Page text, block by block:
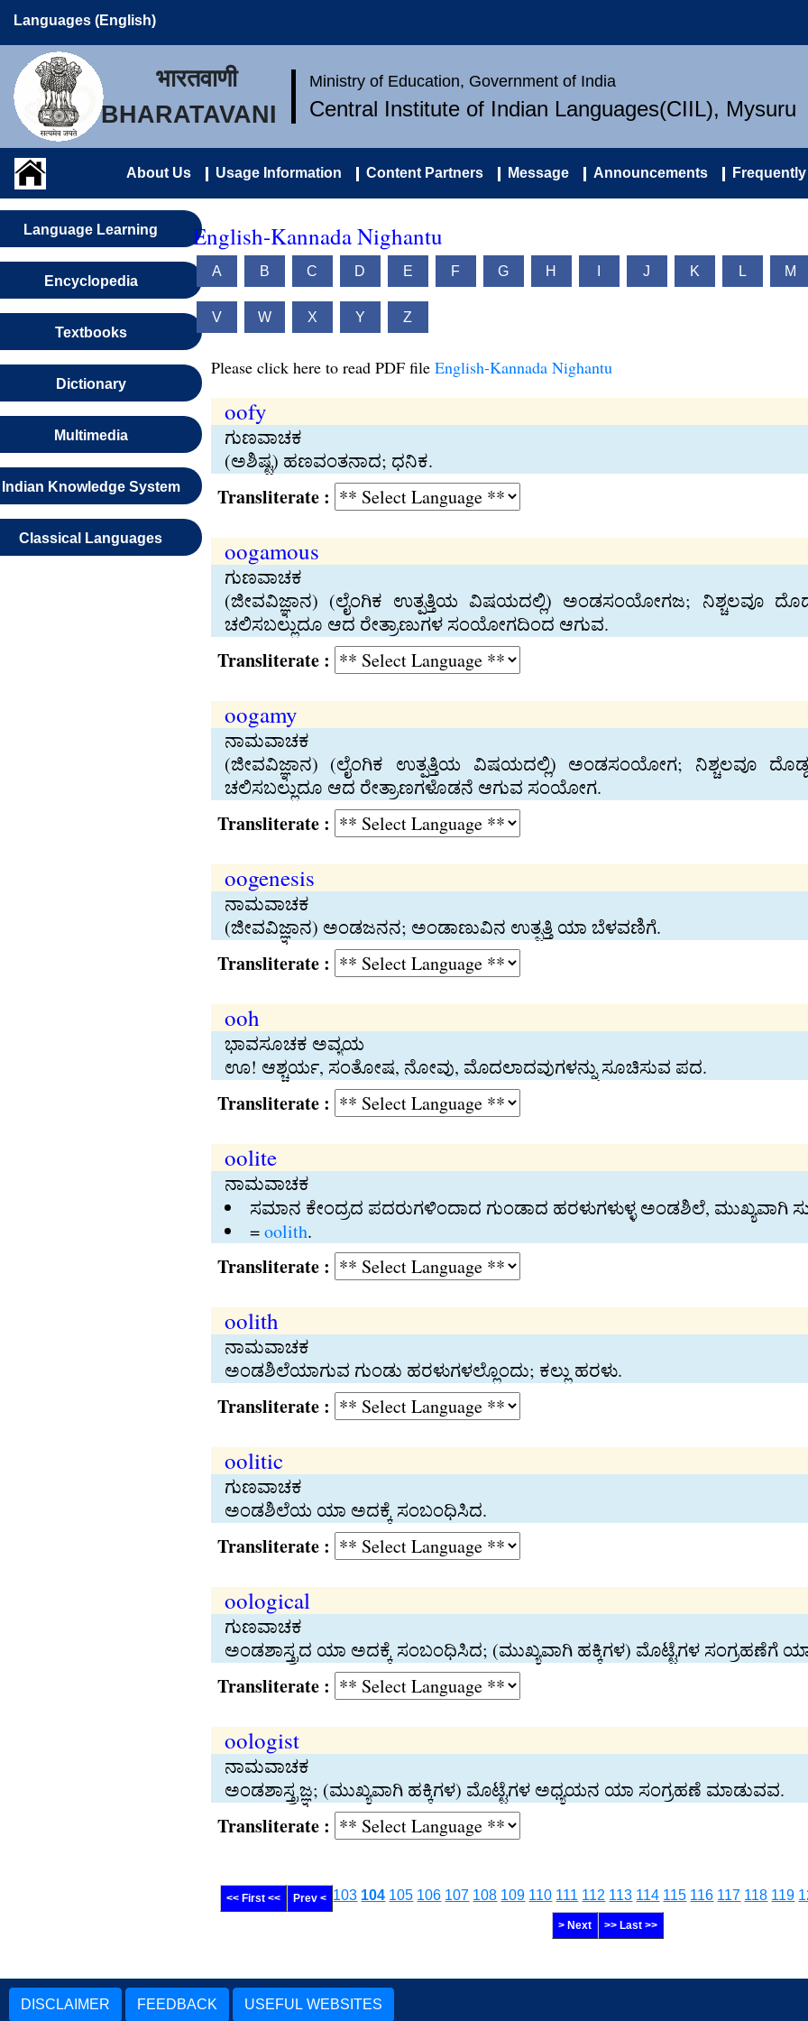
Languages (English)
भारतवाणी
BHARATAVANI
Ministry of Education, Government of India
Central Institute of Indian Languages(CIIL), Mysuru
About Us Usage Information Content Partners Message Announcements
Language Learning
Encyclopedia
Textbooks
Dictionary
Multimedia
Indian Knowledge System
Classical Languages
English-Kannada Nighantu
A B C D E F G H J K L M
V W X Y Z
Please click here to read PDF file English-Kannada Nighantu
oofy
ಗುಣವಾಚಕ
(ಅಶಿಷ್ಟ) ಹಣವಂತನಾದ; ಧನಿಕ.
Transliterate :
oogamous
ಗುಣವಾಚಕ
(ಜೀವವಿಜ್ಞಾನ) (ಲೈಂಗಿಕ ಉತ್ಪತ್ತಿಯ ವಿಷಯದಲ್ಲಿ) ಅಂಡಸಂಯೋಗಜ; ನಿಶ್ಚಲವೂ
ಚಲಿಸಬಲ್ಲುದೂ ಆದ ರೇತ್ರಾಣುಗಳ ಸಂಯೋಗದಿಂದ ಆಗುವ.
Transliterate :
oogamy
ನಾಮವಾಚಕ
(ಜೀವವಿಜ್ಞಾನ) (ಲೈಂಗಿಕ ಉತ್ಪತ್ತಿಯ ವಿಷಯದಲ್ಲಿ) ಅಂಡಸಂಯೋಗ; ನಿಶ್ಚಲವೂ
ಚಲಿಸಬಲ್ಲುದೂ ಆದ ರೇತ್ರಾಣಗಳೊಡನೆ ಆಗುವ ಸಂಯೋಗ.
Transliterate :
oogenesis
ನಾಮವಾಚಕ
(ಜೀವವಿಜ್ಞಾನ) ಅಂಡಜನನ; ಅಂಡಾಣುವಿನ ಉತ್ಪತ್ತಿ ಯಾ ಬೆಳವಣಿಗೆ.
Transliterate :
ooh
ಭಾವಸೂಚಕ ಅವ್ಯಯ
ಊ! ಆಶ್ಚರ್ಯ, ಸಂತೋಷ, ನೋವು, ಮೊದಲಾದವುಗಳನ್ನು ಸೂಚಿಸುವ ಪದ.
Transliterate :
oolite
ನಾಮವಾಚಕ
ಸಮಾನ ಕೇಂದ್ರದ ಪದರುಗಳಿಂದಾದ ಗುಂಡಾದ ಹರಳುಗಳುಳ್ಳ ಅಂಡಶಿಲೆ, ಮುಖ್ಯವಾಗಿ
=oolith.
Transliterate :
oolith
ನಾಮವಾಚಕ
ಅಂಡಶಿಲೆಯಾಗುವ ಗುಂಡು ಹರಳುಗಳಲ್ಲೊಂದು; ಕಲ್ಲು ಹರಳು.
Transliterate :
oolitic
ಗುಣವಾಚಕ
ಅಂಡಶಿಲೆಯ ಯಾ ಅದಕ್ಕೆ ಸಂಬಂಧಿಸಿದ.
Transliterate :
oological
ಗುಣವಾಚಕ
ಅಂಡಶಾಸ್ತ್ರದ ಯಾ ಅದಕ್ಕೆ ಸಂಬಂಧಿಸಿದ; (ಮುಖ್ಯವಾಗಿ ಹಕ್ಕಿಗಳ) ಮೊಟ್ಟೆಗಳ ಸಂಗ್ರಹಣೆಗೆ
Transliterate :
oologist
ನಾಮವಾಚಕ
ಅಂಡಶಾಸ್ತ್ರಜ್ಞ; (ಮುಖ್ಯವಾಗಿ ಹಕ್ಕಿಗಳ) ಮೊಟ್ಟೆಗಳ ಅಧ್ಯಯನ ಯಾ ಸಂಗ್ರಹಣೆ ಮಾಡುವವ.
Transliterate :
<< First << Prev < 103 104 105 106 107 108 109 110 111 112 113 114 115 116 117 118 119
> Next >> Last >>
DISCLAIMER FEEDBACK USEFUL WEBSITES